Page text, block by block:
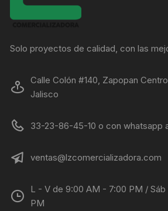
Solo proyectos de calidad, con las
Calle Colón #140, Zapopan
Jalisco
33-23-86-45-10 o con whatsapp
ventas@lzcomercializadora.com
L - V de 9:00 AM - 7:00 PM /
PM